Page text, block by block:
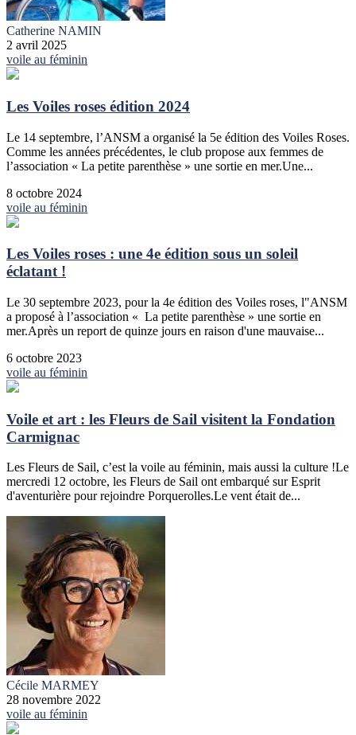
Catherine NAMIN
2 avril 2025
voile au féminin
Les Voiles roses édition 2024
Le 14 septembre, l’ANSM a organisé la 5e édition des Voiles Roses.
Comme les années précédentes, le club propose aux femmes de
l’association « La petite parenthèse » une sortie en mer.Une...
8 octobre 2024
voile au féminin
Les Voiles roses : une 4e édition sous un soleil
éclatant !
Le 30 septembre 2023, pour la 4e édition des Voiles roses, l"ANSM
a proposé à l’association « La petite parenthèse » une sortie en
mer.Après un report de quinze jours en raison d'une mauvaise...
6 octobre 2023
voile au féminin
Voile et art : les Fleurs de Sail visitent la Fondation
Carmignac
Les Fleurs de Sail, c’est la voile au féminin, mais aussi la culture !Le
mercredi 12 octobre, les Fleurs de Sail ont embarqué sur Esprit
d'aventurière pour rejoindre Porquerolles.Le vent était de...
Cécile MARMEY
28 novembre 2022
voile au féminin